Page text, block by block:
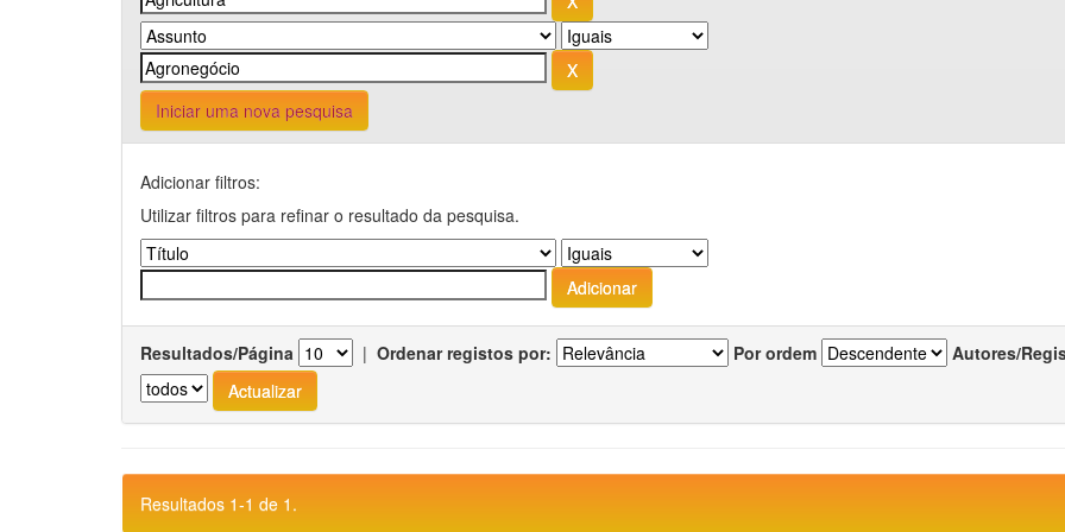
Iniciar uma nova pesquisa
Adicionar filtros:
Utilizar filtros para refinar o resultado da pesquisa.
Resultados/Página | Ordenar registos por: Por ordem Autores/
Resultados 1-1 de 1.